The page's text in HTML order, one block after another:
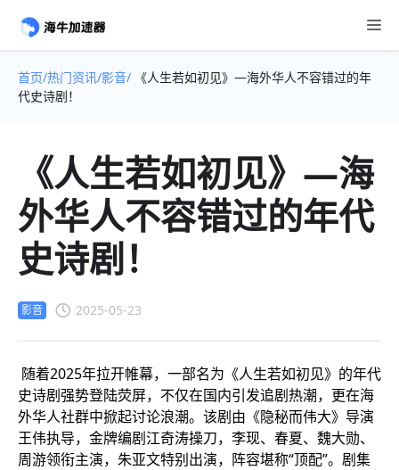
首页/热门资讯/影音/ 《人生若如初见》—海外华人不容错过的年
代史诗剧！
《人生若如初见》—海
外华人不容错过的年代
史诗剧！
影音 2025-05-23
随着2025年拉开帷幕，一部名为《人生若如初见》的年代
史诗剧强势登陆荧屏，不仅在国内引发追剧热潮，更在海
外华人社群中掀起讨论浪潮。该剧由《隐秘而伟大》导演
王伟执导，金牌编剧江奇涛操刀，李现、春夏、魏大勋、
周游领衔主演，朱亚文特别出演，阵容堪称“顶配”。剧集